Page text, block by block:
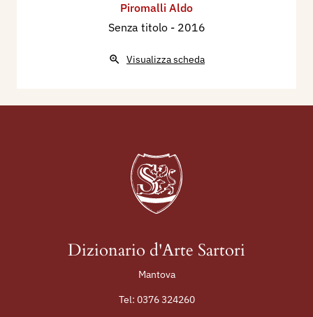
Piromalli Aldo
Senza titolo - 2016
Visualizza scheda
Dizionario d'Arte Sartori
Mantova
Tel: 0376 324260